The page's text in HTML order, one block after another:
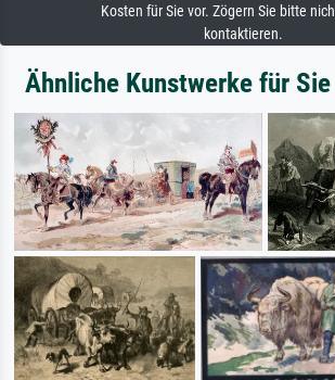
Kosten für Sie vor. Zögern Sie bitte
kontaktieren.
Ähnliche Kunstwerke für